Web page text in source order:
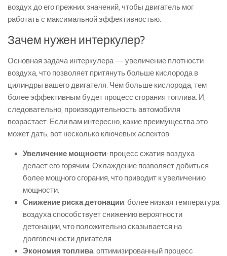
воздух до его прежних значений, чтобы двигатель мог
работать с максимальной эффективностью.
Зачем нужен интеркулер?
Основная задача интеркулера — увеличение плотности
воздуха, что позволяет притянуть больше кислорода в
цилиндры вашего двигателя. Чем больше кислорода, тем
более эффективным будет процесс сгорания топлива. И,
следовательно, производительность автомобиля
возрастает. Если вам интересно, какие преимущества это
может дать, вот несколько ключевых аспектов:
Увеличение мощности: процесс сжатия воздуха
делает его горячим. Охлаждение позволяет добиться
более мощного сгорания, что приводит к увеличению
мощности.
Снижение риска детонации: более низкая температура
воздуха способствует снижению вероятности
детонации, что положительно сказывается на
долговечности двигателя.
Экономия топлива: оптимизированный процесс